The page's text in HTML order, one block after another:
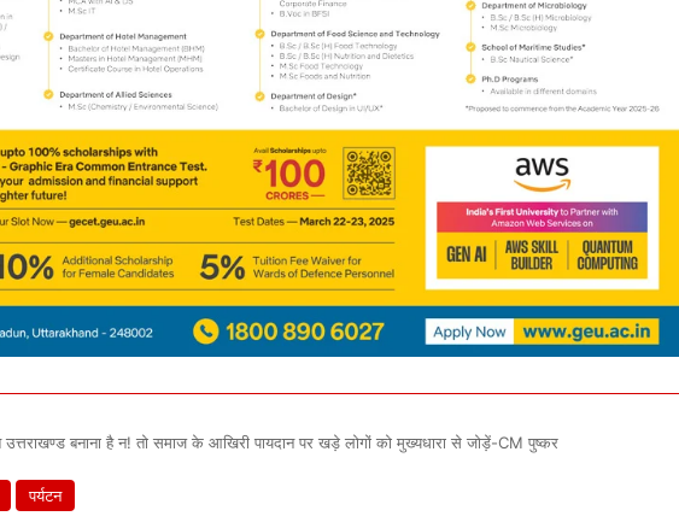
उत्तराखण्ड बनाना है न! तो समाज के आखिरी पायदान पर खड़े लोगों को मुख्यधारा से जोड़ें-CM पुष्कर
पर्यटन